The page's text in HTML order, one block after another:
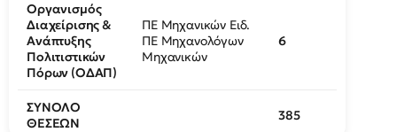
Οργανισμός
Διαχείρισης &
Ανάπτυξης
Πολιτιστικών
Πόρων (ΟΔΑΠ)
ΠΕ Μηχανικών Ειδ.
ΠΕ Μηχανολόγων
Μηχανικών
6
ΣΥΝΟΛΟ
ΘΕΣΕΩΝ
385